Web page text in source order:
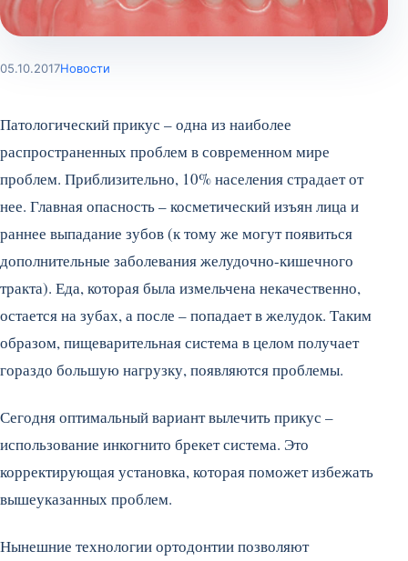
05.10.2017Новости
Патологический прикус – одна из наиболее
распространенных проблем в современном мире
проблем. Приблизительно, 10% населения страдает от
нее. Главная опасность – косметический изъян лица и
раннее выпадание зубов (к тому же могут появиться
дополнительные заболевания желудочно-кишечного
тракта). Еда, которая была измельчена некачественно,
остается на зубах, а после – попадает в желудок. Таким
образом, пищеварительная система в целом получает
гораздо большую нагрузку, появляются проблемы.
Сегодня оптимальный вариант вылечить прикус –
использование инкогнито брекет система. Это
корректирующая установка, которая поможет избежать
вышеуказанных проблем.
Нынешние технологии ортодонтии позволяют